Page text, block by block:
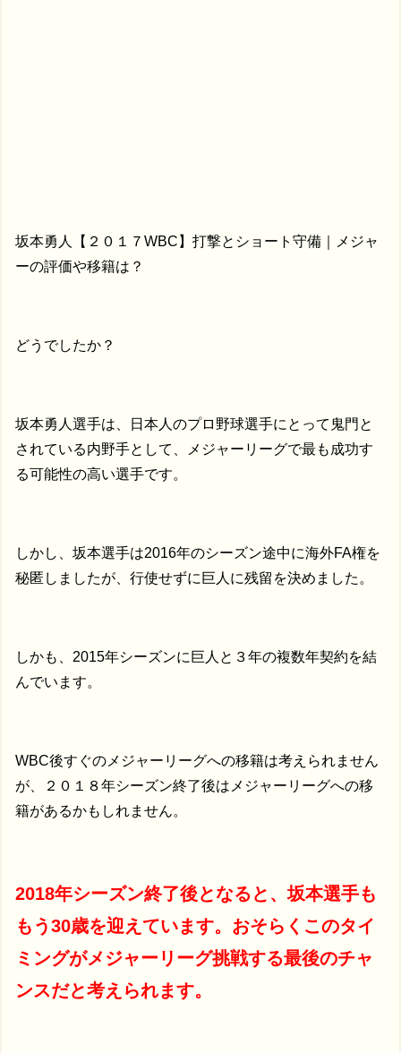
坂本勇人【２０１７WBC】打撃とショート守備｜メジャ
ーの評価や移籍は？
どうでしたか？
坂本勇人選手は、日本人のプロ野球選手にとって鬼門と
されている内野手として、メジャーリーグで最も成功す
る可能性の高い選手です。
しかし、坂本選手は2016年のシーズン途中に海外FA権を
秘匿しましたが、行使せずに巨人に残留を決めました。
しかも、2015年シーズンに巨人と３年の複数年契約を結
んでいます。
WBC後すぐのメジャーリーグへの移籍は考えられません
が、２０１８年シーズン終了後はメジャーリーグへの移
籍があるかもしれません。
2018年シーズン終了後となると、坂本選手も
もう30歳を迎えています。おそらくこのタイ
ミングがメジャーリーグ挑戦する最後のチャ
ンスだと考えられます。